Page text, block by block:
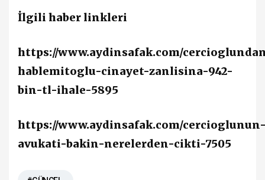
İlgili haber linkleri
https://www.aydinsafak.com/
hablemitoglu-cinayet-zanlisina-942-
bin-tl-ihale-5895
https://www.aydinsafak.com/
avukati-bakin-nerelerden-cikti-7505